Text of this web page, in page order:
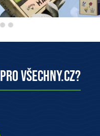
všechny.cz?